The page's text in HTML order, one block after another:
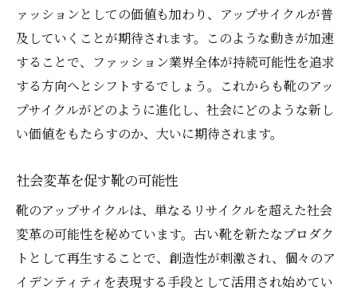
ァッションとしての価値も加わり、アップサイクルが普
及していくことが期待されます。このような動きが加速
することで、ファッション業界全体が持続可能性を追求
する方向へとシフトするでしょう。これからも靴のアッ
プサイクルがどのように進化し、社会にどのような新し
い価値をもたらすのか、大いに期待されます。
社会変革を促す靴の可能性
靴のアップサイクルは、単なるリサイクルを超えた社会
変革の可能性を秘めています。古い靴を新たなプロダク
トとして再生することで、創造性が刺激され、個々のア
イデンティティを表現する手段として活用され始めてい